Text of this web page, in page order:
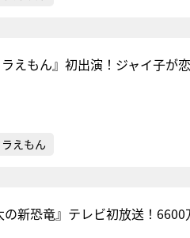
えもん』初出演！ジャイ子が
ラえもん
の新恐竜』テレビ初放送！